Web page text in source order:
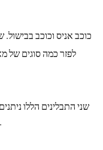
כוכב אניס וכוכב בבישול.
לפזר כמה סוגים של
שני התבלינים הללו
שיש בהישג יד, זה לא יקלקל את טעם הבישול.